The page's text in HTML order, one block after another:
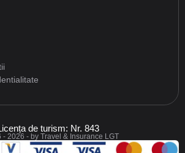
de turism: Nr. 843
2026 - by Travel & Insurance LGT